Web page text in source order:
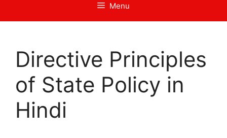
Menu
Directive Principles
of State Policy in
Hindi